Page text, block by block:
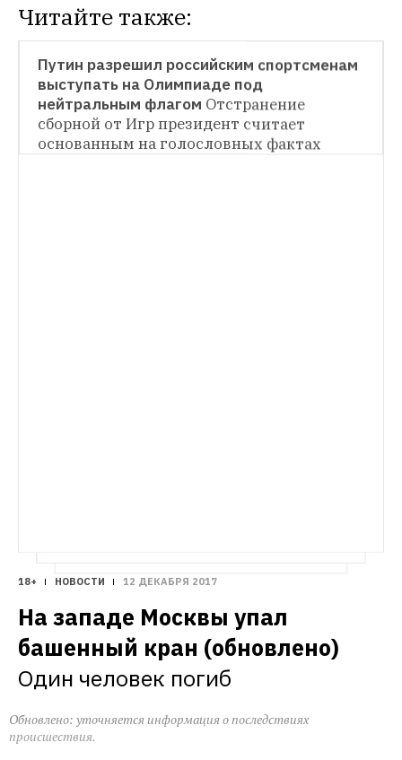
Читайте также:
НОВОСТИ
Виталий Мутко — о заботе об интересах
российских спортсменовВице-премьер
пообещал поддержку олимпийцам,
НОВОСТИ
Путин разрешил российским спортсменам
выступать на Олимпиаде под
нейтральным флагом Отстранение
сборной от Игр президент считает
основанным на голословных фактах
18+ НОВОСТИ 12 ДЕКАБРЯ 2017
На западе Москвы упал
башенный кран (обновлено)
Один человек погиб
Обновлено: уточняется информация о последствиях
происшествия.